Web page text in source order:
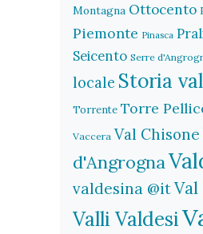
Montagna Ottocento
Piemonte Pinasca
Seicento Serre
locale Storia
Torrente Torre
Vaccera Val Chisone
d'Angrogna
valdesina @itVal
Valli Valdesi